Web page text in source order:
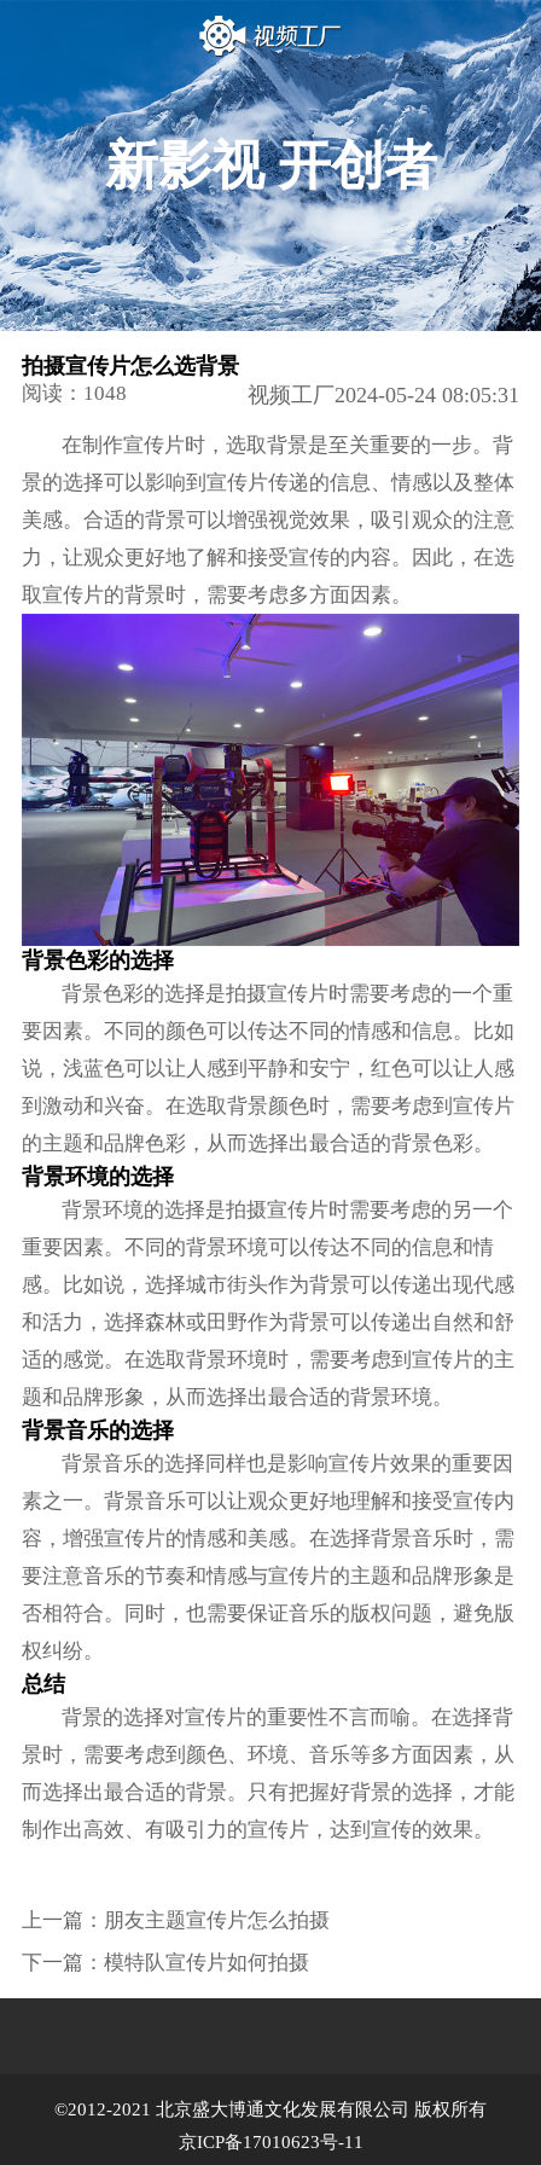
新影视 开创者
拍摄宣传片怎么选背景
阅读：1048 视频工厂2024-05-24 08:05:31
在制作宣传片时，选取背景是至关重要的一步。背
景的选择可以影响到宣传片传递的信息、情感以及整体
美感。合适的背景可以增强视觉效果，吸引观众的注意
力，让观众更好地了解和接受宣传的内容。因此，在选
取宣传片的背景时，需要考虑多方面因素。
背景色彩的选择
背景色彩的选择是拍摄宣传片时需要考虑的一个重
要因素。不同的颜色可以传达不同的情感和信息。比如
说，浅蓝色可以让人感到平静和安宁，红色可以让人感
到激动和兴奋。在选取背景颜色时，需要考虑到宣传片
的主题和品牌色彩，从而选择出最合适的背景色彩。
背景环境的选择
背景环境的选择是拍摄宣传片时需要考虑的另一个
重要因素。不同的背景环境可以传达不同的信息和情
感。比如说，选择城市街头作为背景可以传递出现代感
和活力，选择森林或田野作为背景可以传递出自然和舒
适的感觉。在选取背景环境时，需要考虑到宣传片的主
题和品牌形象，从而选择出最合适的背景环境。
背景音乐的选择
背景音乐的选择同样也是影响宣传片效果的重要因
素之一。背景音乐可以让观众更好地理解和接受宣传内
容，增强宣传片的情感和美感。在选择背景音乐时，需
要注意音乐的节奏和情感与宣传片的主题和品牌形象是
否相符合。同时，也需要保证音乐的版权问题，避免版
权纠纷。
总结
背景的选择对宣传片的重要性不言而喻。在选择背
景时，需要考虑到颜色、环境、音乐等多方面因素，从
而选择出最合适的背景。只有把握好背景的选择，才能
制作出高效、有吸引力的宣传片，达到宣传的效果。
上一篇： 朋友主题宣传片怎么拍摄
下一篇： 模特队宣传片如何拍摄
©2012-2021 北京盛大博通文化发展有限公司 版权所有
京ICP备17010623号-11